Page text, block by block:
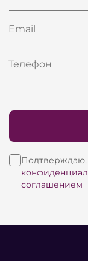
Email
Телефон
Подтверждаю,
соглашением